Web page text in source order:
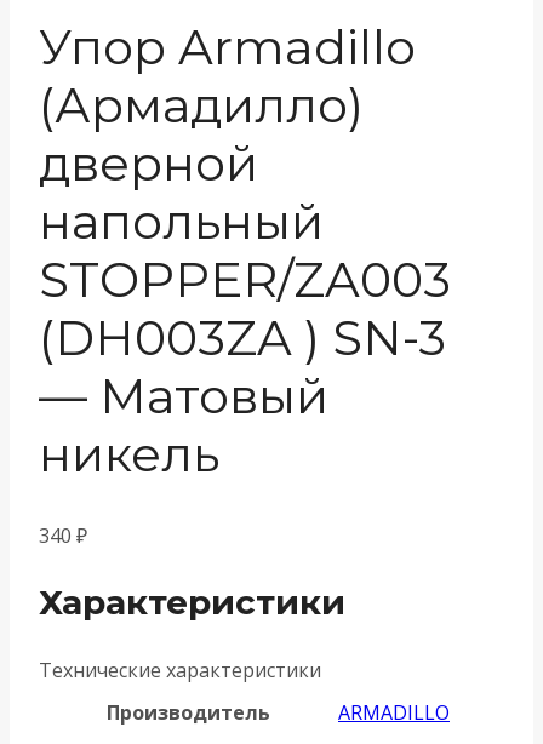
Упор Armadillo
(Армадилло)
дверной
напольный
STOPPER/ZA003
(DH003ZA ) SN-3
— Матовый
никель
340 ₽
Характеристики
Технические характеристики
Производитель
ARMADILLO